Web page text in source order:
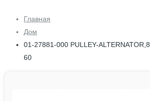
Главная
Дом
01-27881-000 PULLEY-
60